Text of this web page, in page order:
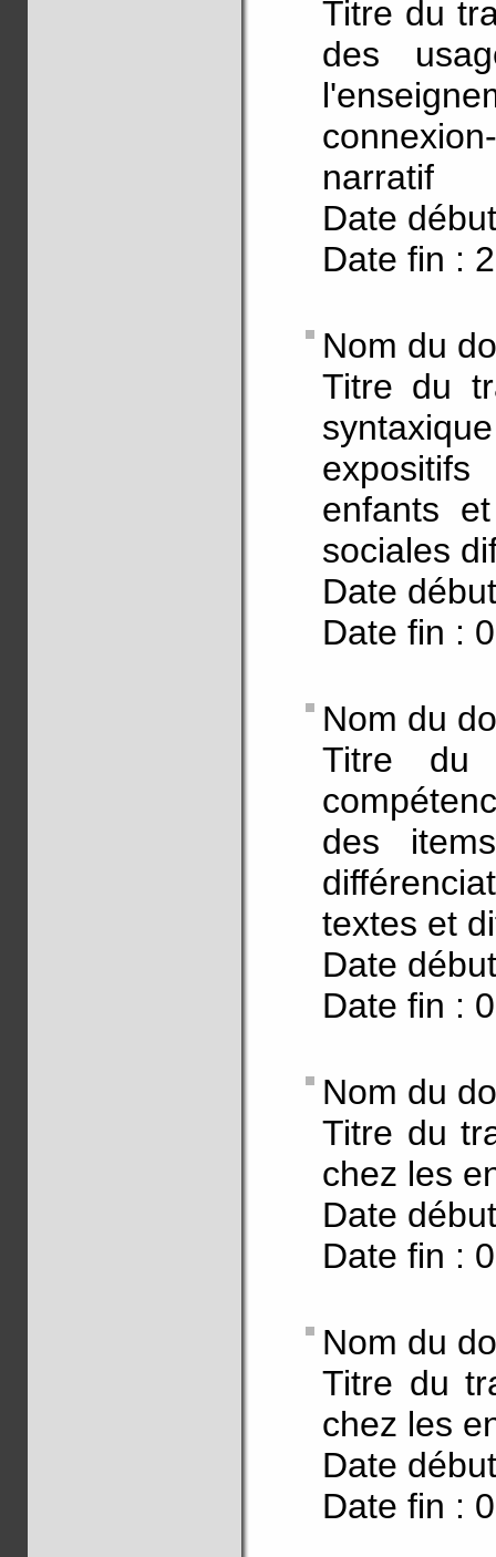
Titre du
des
narratif
Date
Date fin :
Nom du
Titre du
enfants
sociales
Date
Date fin :
Nom du
Titre du
des
textes et
Date
Date fin :
Nom du
Titre du
chez les
Date
Date fin :
Nom du
Titre du
chez les
Date
Date fin :